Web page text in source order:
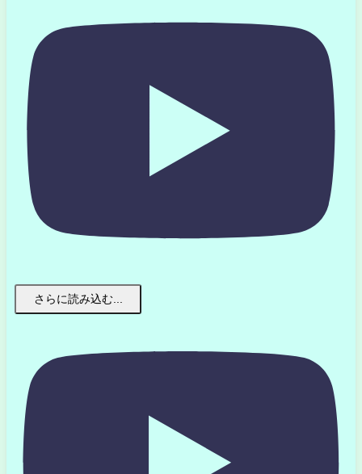
さらに読み込む...